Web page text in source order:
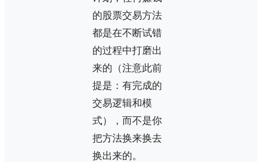
的股票交易方法
都是在不断试错
的过程中打磨出
来的（注意此前
提是：有完成的
交易逻辑和模
式），而不是你
把方法换来换去
换出来的。